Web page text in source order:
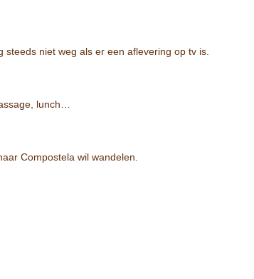
niet weg als er een aflevering op tv is.
lunch…
Compostela wil wandelen.